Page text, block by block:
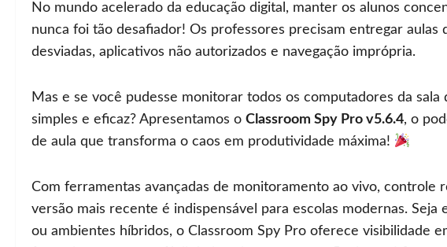
No mundo acelerado da educação digital, manter os alunos
nunca foi tão desafiador! Os professores precisam entregar aulas
desviadas, aplicativos não autorizados e navegação imprópria.
Mas e se você pudesse monitorar todos os computadores da
simples e eficaz? Apresentamos o Classroom Spy Pro v5.6.4, o
de aula que transforma o caos em produtividade máxima!
Com ferramentas avançadas de monitoramento ao vivo, controle
versão mais recente é indispensável para escolas modernas.
ou ambientes híbridos, o Classroom Spy Pro oferece visibilidade